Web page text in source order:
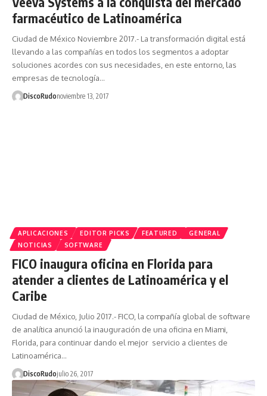
farmacéutico de Latinoamérica
Ciudad de México Noviembre 2017.- La transformación digital está
llevando a las compañías en todos los segmentos a adoptar
soluciones acordes con sus necesidades, en este entorno, las
empresas de tecnología…
DiscoRudonoviembre 13, 2017
APLICACIONES EDITOR PICKS FEATURED
GENERAL
NOTICIAS
SOFTWARE
FICO inaugura oficina en Florida para
atender a clientes de Latinoamérica y el
Caribe
Ciudad de México, Julio 2017.- FICO, la compañía global de software
de analítica anunció la inauguración de una oficina en Miami,
Florida, para continuar dando el mejor servicio a clientes de
Latinoamérica…
DiscoRudojulio 26, 2017